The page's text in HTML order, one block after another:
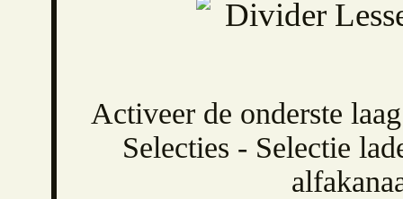
Activeer de onderste
Selecties - Selectie